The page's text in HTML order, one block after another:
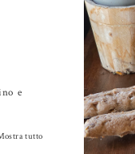
e
tutto